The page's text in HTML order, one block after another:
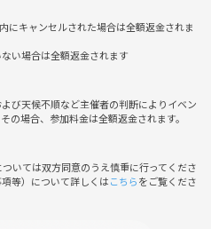
にキャンセルされた場合は全額返金されま
い場合は全額返金されます
び天候不順など主催者の判断によりイベン
の場合、参加料金は全額返金されます。
いては双方同意のうえ慎重に行ってくださ
等）について詳しくはこちらをご覧くださ